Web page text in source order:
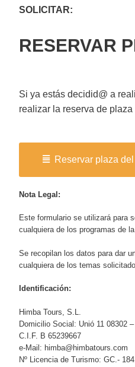
SOLICITAR:
RESERVAR
Si ya estás decidid@ a
realizar la reserva de
Reservar plaza
Nota Legal:
Este formulario se utilizará para
cualquiera de los programas de
Se recopilan los datos para dar
cualquiera de los temas
Identificación:
Himba Tours, S.L.
Domicilio Social: Unió 11 08302
C.I.F. B 65239667
e-Mail: himba@himbatours.com
Nº Licencia de Turismo: GC.-